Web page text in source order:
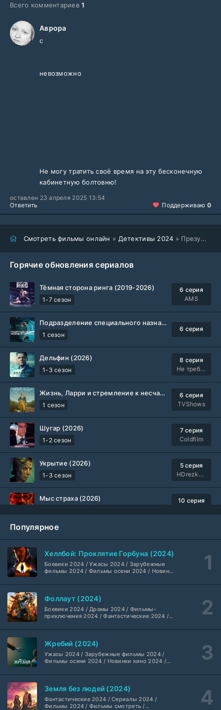
Всего комментариев1
Аврора
с
невозможно
Не могу тратить своё время на эту бесконечную
кабинетную болтовню!
оставлен 23 апреля 2025 13:54
Ответить
Поддерживаю 0
Смотреть фильмы онлайн » Детективы 2024 » Презумпция невиновности (2024)
Горячие обновления сериалов
Тёмная сторона ринга (2019-2026)
1-7 сезон
6 серия
AMS
Подразделение специального назначения (2026)
1 сезон
6 серия
Дельфин (2026)
1-3 сезон
8 серия
Не требуется
Жизнь, Ларри и стремление к несчастью: Почти история Америки (2026)
1 сезон
6 серия
TVShows
Шугар (2026)
1-2 сезон
7 серия
Coldfilm
Укрытие (2026)
1-3 сезон
5 серия
HDrezka Studio
Мыс страха (2026)
10 серия
Вторая мировая война с Томом Хэнксом (2026)
Анна медиум (2021-2026)
1-5 сезон
2 серия
Не требуется
Преступление с низким IQ (2026)
1 сезон
DubLik.TV
Страна боев (2026)
1 сезон
1 серия
Популярное
Хеллбой: Проклятие Горбуна (2024)
Боевики 2024 / Ужасы 2024 / Зарубежные
фильмы 2024 / Фильмы осени 2024 / Новинки
2024 / Американские фильмы / Фильмы
высоким рейтингом / Интересные фильмы /
Крутые фильмы / Популярные фильмы
Фоллаут (2024)
Боевики 2024 / Драмы 2024 / Фильмы-
приключения 2024 / Фантастические 2024 /
смотреть / Сериалы в 4K UHD / Американские
Жребий (2024)
Ужасы 2024 / Зарубежные фильмы 2024 /
Фильмы осени 2024 / Новинки кино 2024 /
Американские фильмы / Фильмы смотреть /
фильмы / Крутые фильмы / Популярные
фильмы
Земля без людей (2024)
Фантастические 2024 / Сериалы 2024 /
Фильмы 2024 / Фильмы смотреть /